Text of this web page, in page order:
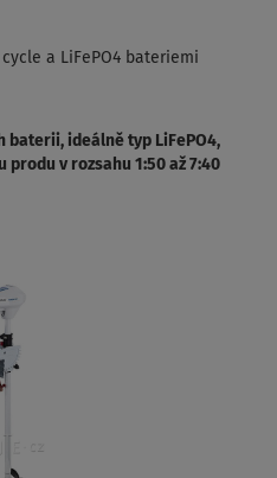
a LiFePO4 bateriemi
baterii, ideálně typ LiFePO4,
v rozsahu 1:50 až 7:40